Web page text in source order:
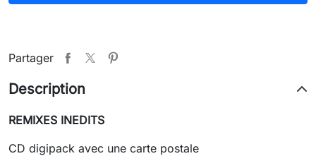
Partager
Description
REMIXES INEDITS
CD digipack avec une carte postale